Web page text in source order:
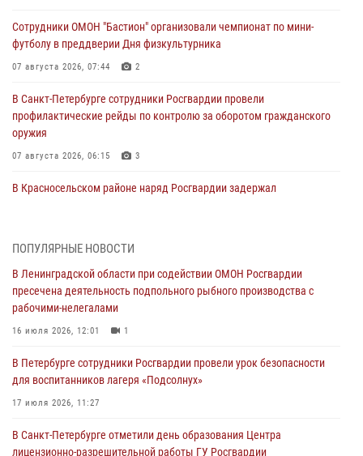
Сотрудники ОМОН "Бастион" организовали чемпионат по мини-
футболу в преддверии Дня физкультурника
07 августа 2026, 07:44 2
В Санкт-Петербурге сотрудники Росгвардии провели
профилактические рейды по контролю за оборотом гражданского
оружия
07 августа 2026, 06:15 3
В Красносельском районе наряд Росгвардии задержал
06 августа 2026, 13:39 1
В Центральном районе росгвардейцы оперативно задержали
хулигана, стрелявшего из пускового устройства рядом с жилыми
домами
06 августа 2026, 11:36
Сотрудники и военнослужащие Росгвардии обеспечили
правопорядок при проведении матча "Зенит" - "Балтика"
06 августа 2026, 07:30
В Выборгском районе наряд Росгвардии обнаружил
ПОПУЛЯРНЫЕ НОВОСТИ
В Ленинградской области при содействии ОМОН Росгвардии
пресечена деятельность подпольного рыбного производства с
рабочими-нелегалами
16 июля 2026, 12:01 1
В Петербурге сотрудники Росгвардии провели урок безопасности
для воспитанников лагеря «Подсолнух»
17 июля 2026, 11:27
В Санкт-Петербурге отметили день образования Центра
лицензионно-разрешительной работы ГУ Росгвардии